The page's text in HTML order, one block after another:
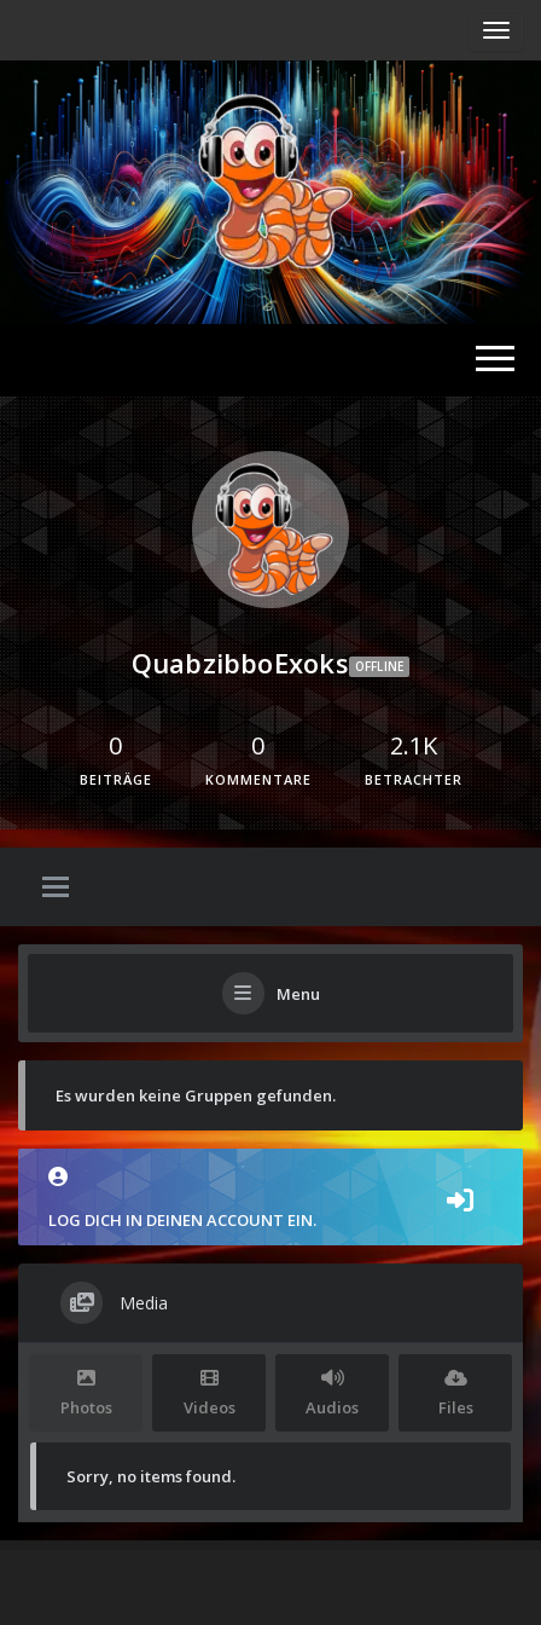
Radio
QuabzibboExoks OFFLINE
0
BEITRÄGE
0
KOMMENTARE
2.1K
BETRACHTER
Menu
Es wurden keine Gruppen gefunden.
LOG DICH IN DEINEN ACCOUNT EIN.
Media
Photos Videos Audios Files
Sorry, no items found.